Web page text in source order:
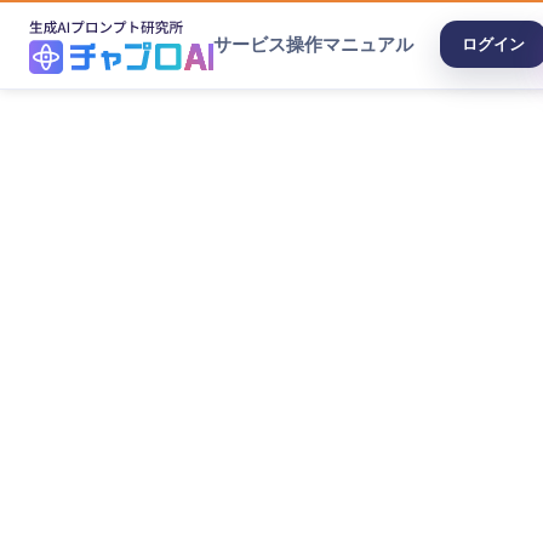
サービス操作マニュアル ログイン